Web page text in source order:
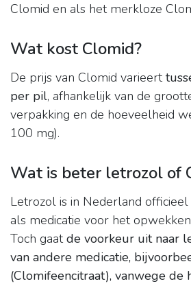
Clomid en als het merkloze
Wat kost Clomid?
De prijs van Clomid varieert
per pil, afhankelijk van de
verpakking en de hoeveelheid
100 mg).
Wat is beter letrozol of
Letrozol is in Nederland
als medicatie voor het
Toch gaatde voorkeur uit naar
van andere medicatie,
(Clomifeencitraat), vanwege de